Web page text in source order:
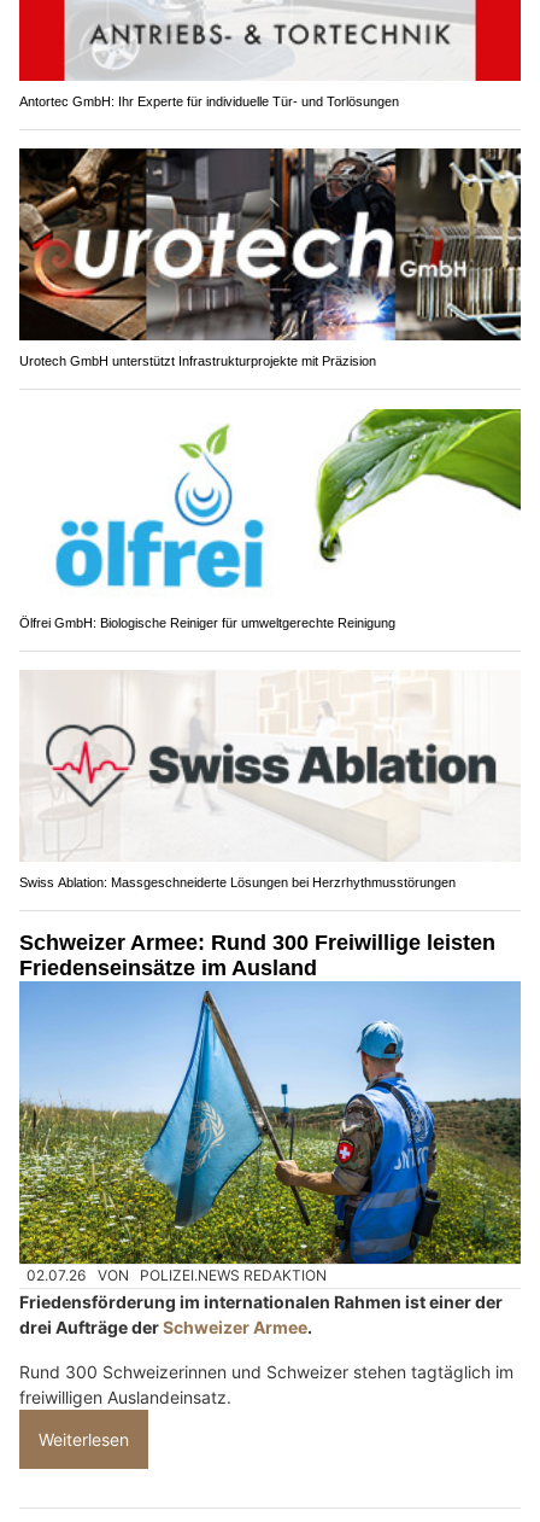
Antortec GmbH: Ihr Experte für individuelle Tür- und Torlösungen
Urotech GmbH unterstützt Infrastrukturprojekte mit Präzision
Ölfrei GmbH: Biologische Reiniger für umweltgerechte Reinigung
Swiss Ablation: Massgeschneiderte Lösungen bei Herzrhythmusstörungen
Schweizer Armee: Rund 300 Freiwillige leisten
Friedenseinsätze im Ausland
02.07.26 VON POLIZEI.NEWS REDAKTION
Friedensförderung im internationalen Rahmen ist einer der
drei Aufträge derSchweizer Armee.
Rund 300 Schweizerinnen und Schweizer stehen tagtäglich im
freiwilligen Auslandeinsatz.
Weiterlesen